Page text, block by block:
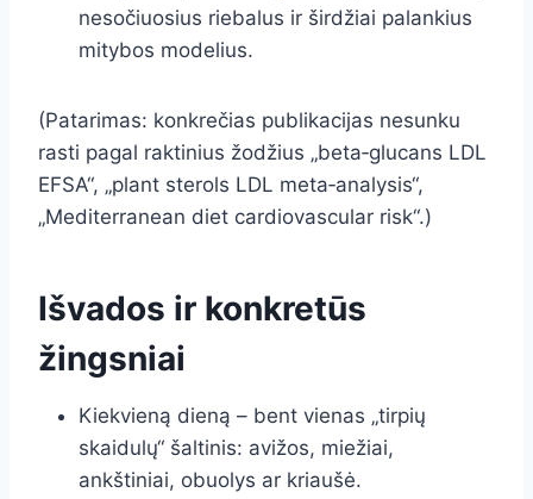
nesočiuosius riebalus ir širdžiai palankius
mitybos modelius.
(Patarimas: konkrečias publikacijas nesunku
rasti pagal raktinius žodžius „beta‑glucans LDL
EFSA“, „plant sterols LDL meta‑analysis“,
„Mediterranean diet cardiovascular risk“.)
Išvados ir konkretūs
žingsniai
Kiekvieną dieną – bent vienas „tirpių
skaidulų“ šaltinis: avižos, miežiai,
ankštiniai, obuolys ar kriaušė.